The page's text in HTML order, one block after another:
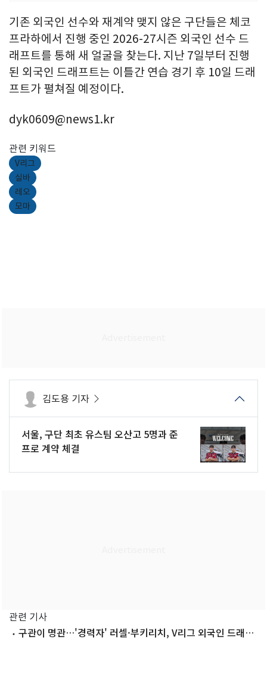
기존 외국인 선수와 재계약 맺지 않은 구단들은 체코
프라하에서 진행 중인 2026-27시즌 외국인 선수 드
래프트를 통해 새 얼굴을 찾는다. 지난 7일부터 진행
된 외국인 드래프트는 이틀간 연습 경기 후 10일 드래
프트가 펼쳐질 예정이다.
dyk0609@news1.kr
관련 키워드
V리그
실바
레오
모마
김도용 기자
서울, 구단 최초 유스팀 오산고 5명과 준
프로 계약 체결
관련 기사
구관이 명관…'경력자' 러셀·부키리치, V리그 외국인 드래프